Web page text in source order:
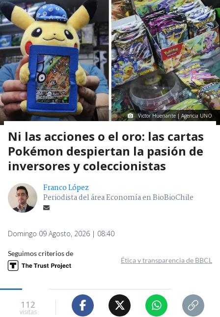
Victor Huenante | Agencia UNO
Ni las acciones o el oro: las cartas
Pokémon despiertan la pasión de
inversores y coleccionistas
Franco López
Periodista del área Economía en BioBioChile
Domingo 09 Agosto, 2026 | 08:40
Seguimos criterios de
Ética y transparencia de BBCL
112
visitas